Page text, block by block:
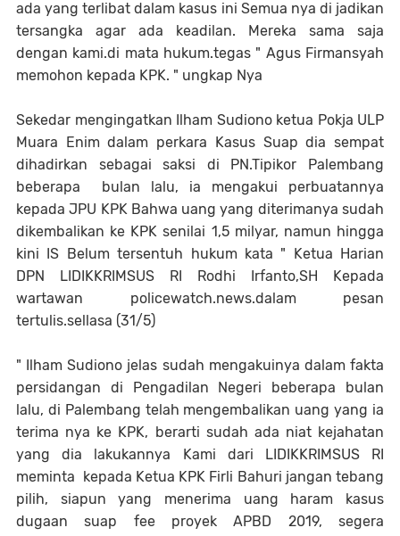
ada yang terlibat dalam kasus ini Semua nya di jadikan
tersangka agar ada keadilan. Mereka sama saja
dengan kami.di mata hukum.tegas " Agus Firmansyah
memohon kepada KPK. " ungkap Nya
Sekedar mengingatkan Ilham Sudiono ketua Pokja ULP
Muara Enim dalam perkara Kasus Suap dia sempat
dihadirkan sebagai saksi di PN.Tipikor Palembang
beberapa bulan lalu, ia mengakui perbuatannya
kepada JPU KPK Bahwa uang yang diterimanya sudah
dikembalikan ke KPK senilai 1,5 milyar, namun hingga
kini IS Belum tersentuh hukum kata " Ketua Harian
DPN LIDIKKRIMSUS RI Rodhi Irfanto,SH Kepada
wartawan policewatch.news.dalam pesan
tertulis.sellasa (31/5)
" Ilham Sudiono jelas sudah mengakuinya dalam fakta
persidangan di Pengadilan Negeri beberapa bulan
lalu, di Palembang telah mengembalikan uang yang ia
terima nya ke KPK, berarti sudah ada niat kejahatan
yang dia lakukannya Kami dari LIDIKKRIMSUS RI
meminta kepada Ketua KPK Firli Bahuri jangan tebang
pilih, siapun yang menerima uang haram kasus
dugaan suap fee proyek APBD 2019, segera